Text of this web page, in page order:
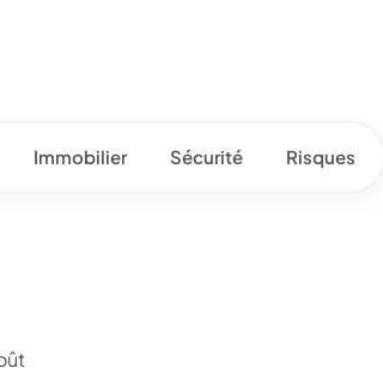
Immobilier Sécurité Risques